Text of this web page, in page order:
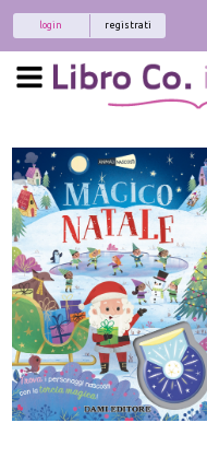
registrati
login